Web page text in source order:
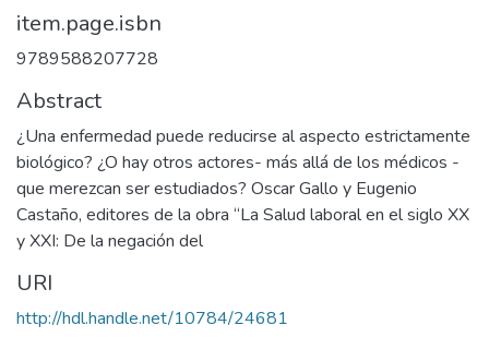
item.page.isbn
9789588207728
Abstract
¿Una enfermedad puede reducirse al aspecto estrictamente
biológico? ¿O hay otros actores- más allá de los médicos -
que merezcan ser estudiados? Oscar Gallo y Eugenio
Castaño, editores de la obra “La Salud laboral en el siglo XX
y XXI: De la negación del
URI
http://hdl.handle.net/10784/24681